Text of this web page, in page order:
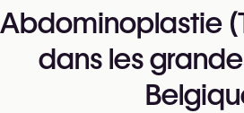
Abdominoplastie
dans les